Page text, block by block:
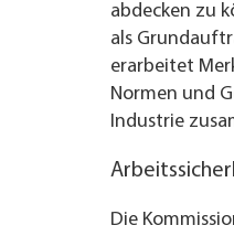
abdecken zu
als
erarbeitet
Normen und
Industrie
Die